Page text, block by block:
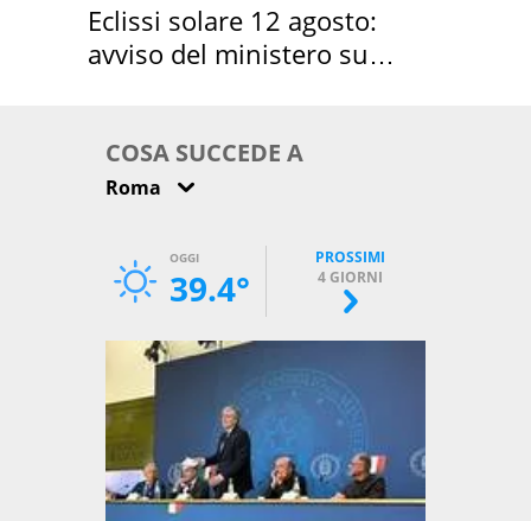
Eclissi solare 12 agosto:
avviso del ministero su